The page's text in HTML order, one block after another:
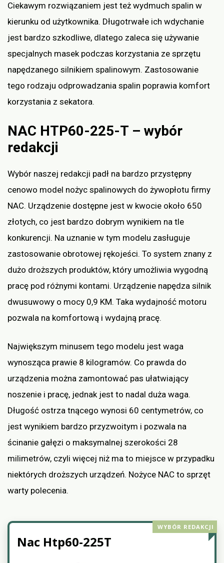
Ciekawym rozwiązaniem jest też wydmuch spalin w
kierunku od użytkownika. Długotrwałe ich wdychanie
jest bardzo szkodliwe, dlatego zaleca się używanie
specjalnych masek podczas korzystania ze sprzętu
napędzanego silnikiem spalinowym. Zastosowanie
tego rodzaju odprowadzania spalin poprawia komfort
korzystania z sekatora.
NAC HTP60-225-T – wybór
redakcji
Wybór naszej redakcji padł na bardzo przystępny
cenowo model nożyc spalinowych do żywopłotu firmy
NAC. Urządzenie dostępne jest w kwocie około 650
złotych, co jest bardzo dobrym wynikiem na tle
konkurencji. Na uznanie w tym modelu zasługuje
zastosowanie obrotowej rękojeści. To system znany z
dużo droższych produktów, który umożliwia wygodną
pracę pod różnymi kontami. Urządzenie napędza silnik
dwusuwowy o mocy 0,9 KM. Taka wydajność motoru
pozwala na komfortową i wydajną pracę.
Największym minusem tego modelu jest waga
wynosząca prawie 8 kilogramów. Co prawda do
urządzenia można zamontować pas ułatwiający
noszenie i pracę, jednak jest to nadal duża waga.
Długość ostrza tnącego wynosi 60 centymetrów, co
jest wynikiem bardzo przyzwoitym i pozwala na
ścinanie gałęzi o maksymalnej szerokości 28
milimetrów, czyli więcej niż ma to miejsce w przypadku
niektórych droższych urządzeń. Nożyce NAC to sprzęt
warty polecenia.
Nac Htp60-225T
WYBÓR REDAKCJI